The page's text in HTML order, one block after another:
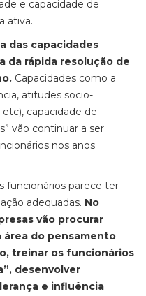
e capacidade de
ativa.
das capacidades
da rápida resolução de
Capacidades como a
atitudes socio-
capacidade de
vão continuar a ser
nos anos
funcionários parece ter
adequadas. No
vão procurar
área do pensamento
treinar os funcionários
desenvolver
e influência